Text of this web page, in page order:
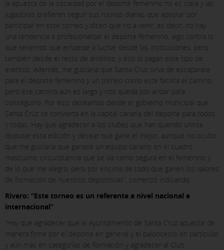
la apuesta de la sociedad por el deporte femenino no es clara y las
jugadoras prefieren seguir sus rutinas diarias que apostar por
participar en este torneo y dicen que no a venir, es decir, no hay
una tendencia a profesionalizar el deporte femenino, algo contra lo
que tenemos que empezar a luchar desde las instituciones, pero
también desde el resto de ámbitos, y eso lo pagan este tipo de
eventos. Además, me gustaría que Santa Cruz sirva de escaparate
para el deporte femenino y un torneo como este facilita el camino,
pero ese camino aún es largo y nos queda por andar para
conseguirlo. Por eso, deseamos desde el gobierno municipal que
Santa Cruz se convierta en la capital canaria del deporte para todos
y todas. Hay que agradecer a los clubes que han querido unirse
disputar esta edición y desear que gane el mejor, aunque no oculto
que me gustaría que ganase un equipo canario en el cuadro
masculino, circunstancia que se da como segura en el femenino y
de lo que me alegro, pero por encima de todo que ganen los valores
de formación de nuestros deportistas”, comenzó indicando.
Rivero: “Este torneo es un referente a nivel nacional e
internacional”
“Hay que agradecer que el Ayuntamiento de Santa Cruz apueste de
manera firme por el deporte en general y el baloncesto en particular
y aún más en categorías de formación y agradecer al Club